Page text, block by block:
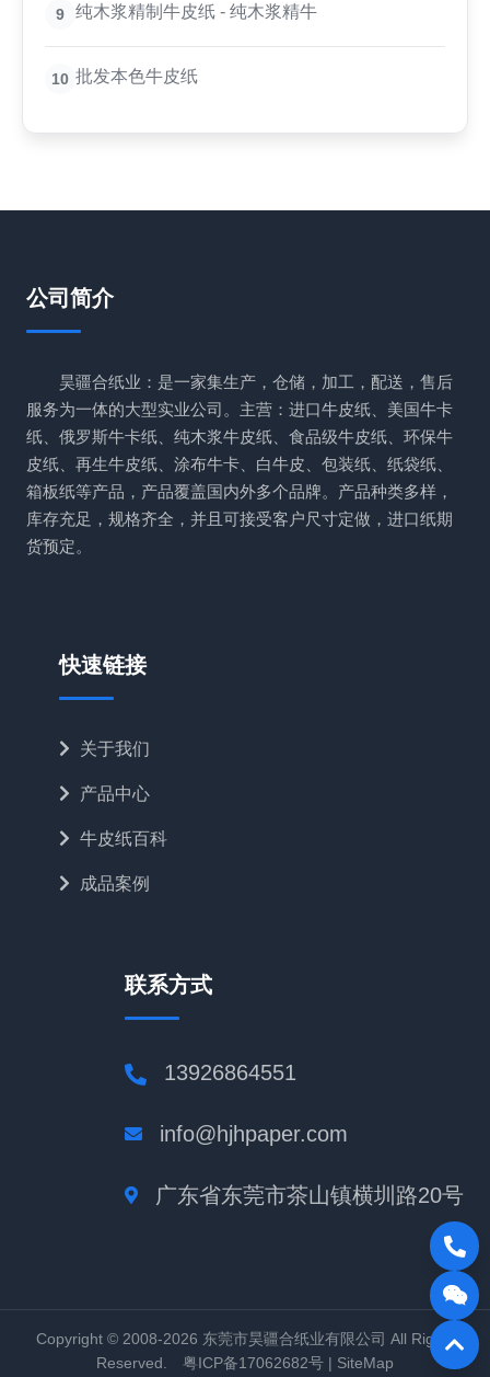
9 纯木浆精制牛皮纸 - 纯木浆精牛
10 批发本色牛皮纸
公司简介
昊疆合纸业：是一家集生产，仓储，加工，配送，售后
服务为一体的大型实业公司。主营：进口牛皮纸、美国牛卡
纸、俄罗斯牛卡纸、纯木浆牛皮纸、食品级牛皮纸、环保牛
皮纸、再生牛皮纸、涂布牛卡、白牛皮、包装纸、纸袋纸、
箱板纸等产品，产品覆盖国内外多个品牌。产品种类多样，
库存充足，规格齐全，并且可接受客户尺寸定做，进口纸期
货预定。
快速链接
关于我们
产品中心
牛皮纸百科
成品案例
联系方式
13926864551
info@hjhpaper.com
广东省东莞市茶山镇横圳路20号
Copyright © 2008-2026 东莞市昊疆合纸业有限公司 All Rights
Reserved. 粤ICP备17062682号 | SiteMap